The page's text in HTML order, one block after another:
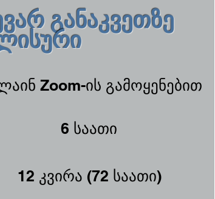
განაკვეთზე
Zoom-ის გამოყენებით
6 საათი
12 კვირა (72 საათი)